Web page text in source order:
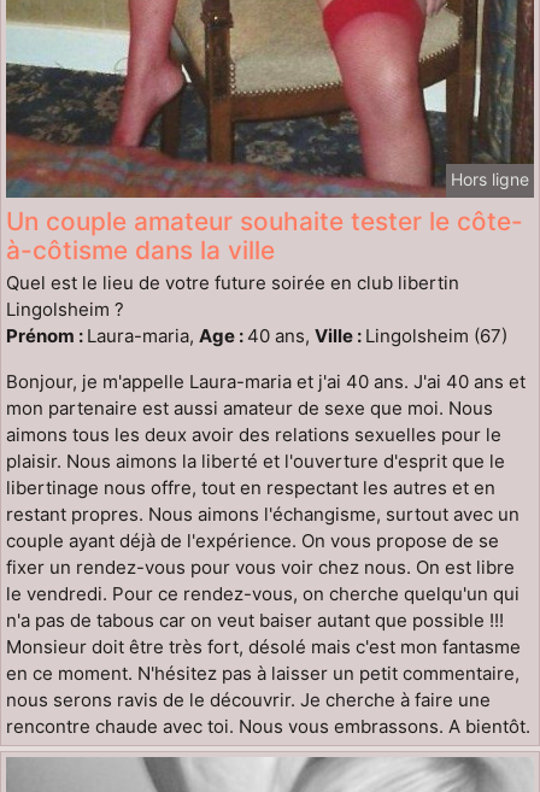
Hors ligne
Un couple amateur souhaite tester le côte-
à-côtisme dans la ville
Quel est le lieu de votre future soirée en club libertin
Lingolsheim ?
Prénom : Laura-maria, Age : 40 ans, Ville : Lingolsheim (67)
Bonjour, je m'appelle Laura-maria et j'ai 40 ans. J'ai 40 ans et
mon partenaire est aussi amateur de sexe que moi. Nous
aimons tous les deux avoir des relations sexuelles pour le
plaisir. Nous aimons la liberté et l'ouverture d'esprit que le
libertinage nous offre, tout en respectant les autres et en
restant propres. Nous aimons l'échangisme, surtout avec un
couple ayant déjà de l'expérience. On vous propose de se
fixer un rendez-vous pour vous voir chez nous. On est libre
le vendredi. Pour ce rendez-vous, on cherche quelqu'un qui
n'a pas de tabous car on veut baiser autant que possible !!!
Monsieur doit être très fort, désolé mais c'est mon fantasme
en ce moment. N'hésitez pas à laisser un petit commentaire,
nous serons ravis de le découvrir. Je cherche à faire une
rencontre chaude avec toi. Nous vous embrassons. A bientôt.